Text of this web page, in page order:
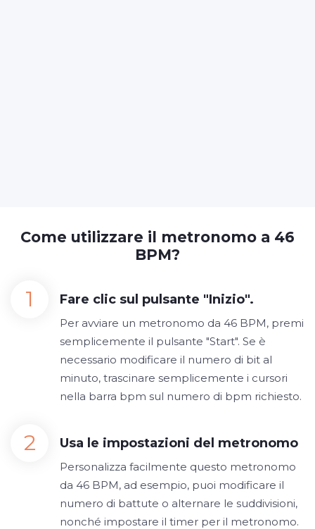
Come utilizzare il metronomo a 46
BPM?
Fare clic sul pulsante "Inizio".
Per avviare un metronomo da 46 BPM, premi
semplicemente il pulsante "Start". Se è
necessario modificare il numero di bit al
minuto, trascinare semplicemente i cursori
nella barra bpm sul numero di bpm richiesto.
Usa le impostazioni del metronomo
Personalizza facilmente questo metronomo
da 46 BPM, ad esempio, puoi modificare il
numero di battute o alternare le suddivisioni,
nonché impostare il timer per il metronomo.